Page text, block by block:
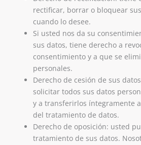
rectificar, borrar o bloquear
cuando lo desee.
Si usted nos da su
sus datos, tiene derecho a
consentimiento y a que se
personales.
Derecho de cesión de sus
solicitar todos sus datos
y a transferirlos íntegramente
del tratamiento de datos.
Derecho de oposición: usted
tratamiento de sus datos.